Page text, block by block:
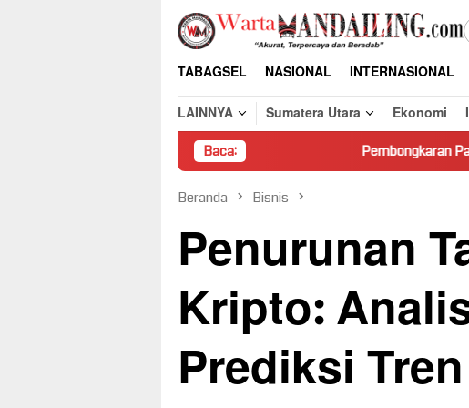
Loncat
konten
TABAGSEL NASIONAL INTERNASIONAL
LAINNYA
Sumatera Utara Ekonomi
Baca: Pembongkaran Paksa Rumah
Beranda Bisnis
Penurunan
Kripto:
Prediksi